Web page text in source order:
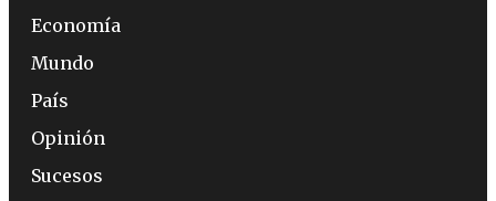
Economía
Mundo
País
Opinión
Sucesos